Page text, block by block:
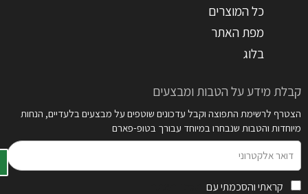
כל המוצרים
מפת האתר
בלוג
קבלת מידע על הטבות ומבצעים
הצטרף לרשימת התפוצה וקבל עדכונים שוטפים על מבצעים בלעדיים, הנחות
מיוחדות והטבות שנבחרו במיוחד עבורך בטופ-פארם
אלקטרוני
קראתי והסכמתי עם